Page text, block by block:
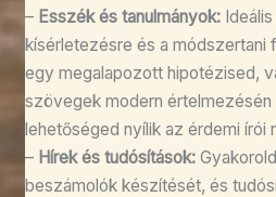
– Esszék és tanulmányok:
kísérletezésre és a módszertani
egy megalapozott hipotézised,
szövegek modern
lehetőséged nyílik az érdemi írói
– Hírek és tudósítások:
beszámolók készítését, és